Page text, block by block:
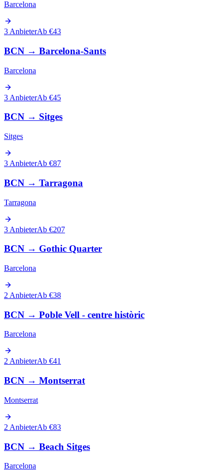
Barcelona
3 AnbieterAb €43
BCN → Barcelona-Sants
Barcelona
3 AnbieterAb €45
BCN → Sitges
Sitges
3 AnbieterAb €87
BCN → Tarragona
Tarragona
3 AnbieterAb €207
BCN → Gothic Quarter
Barcelona
2 AnbieterAb €38
BCN → Poble Vell - centre històric
Barcelona
2 AnbieterAb €41
BCN → Montserrat
Montserrat
2 AnbieterAb €83
BCN → Beach Sitges
Barcelona